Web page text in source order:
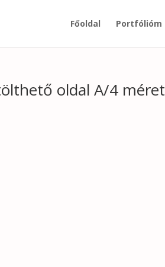
Főoldal Portfólióm
oldal A/4 méret